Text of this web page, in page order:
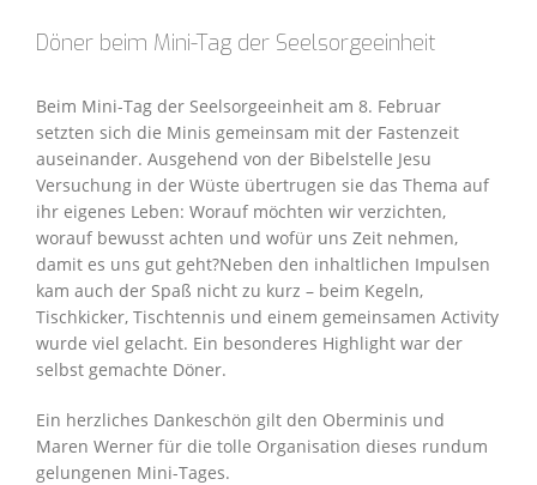
Döner beim Mini-Tag der Seelsorgeeinheit
Beim Mini-Tag der Seelsorgeeinheit am 8. Februar
setzten sich die Minis gemeinsam mit der Fastenzeit
auseinander. Ausgehend von der Bibelstelle Jesu
Versuchung in der Wüste übertrugen sie das Thema auf
ihr eigenes Leben: Worauf möchten wir verzichten,
worauf bewusst achten und wofür uns Zeit nehmen,
damit es uns gut geht?Neben den inhaltlichen Impulsen
kam auch der Spaß nicht zu kurz – beim Kegeln,
Tischkicker, Tischtennis und einem gemeinsamen Activity
wurde viel gelacht. Ein besonderes Highlight war der
selbst gemachte Döner.
Ein herzliches Dankeschön gilt den Oberminis und
Maren Werner für die tolle Organisation dieses rundum
gelungenen Mini-Tages.